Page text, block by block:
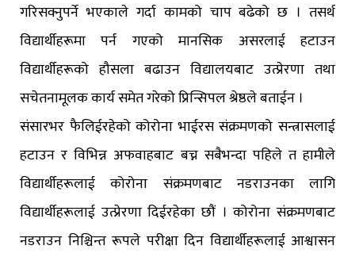
गरिसक्नुपर्ने भएकाले गर्दा कामको चाप बढेको छ । तसर्थ
विद्यार्थीहरूमा पर्न गएको मानसिक असरलाई हटाउन
विद्यार्थीहरूको हौसला बढाउन विद्यालयबाट उत्प्रेरणा तथा
सचेतनामूलक कार्य समेत गरेको प्रिन्सिपल श्रेष्ठले बताईन ।
संसारभर फैलिईरहेको कोरोना भाईरस संक्रमणको सन्त्रासलाई
हटाउन र विभिन्न अफवाहबाट बच्न सबैभन्दा पहिले त हामीले
विद्यार्थीहरूलाई कोरोना संक्रमणबाट नडराउनका लागि
विद्यार्थीहरूलाई उत्प्रेरणा दिईरहेका छौं । कोरोना संक्रमणबाट
नडराउन निश्चिन्त रूपले परीक्षा दिन विद्यार्थीहरूलाई आश्वासन